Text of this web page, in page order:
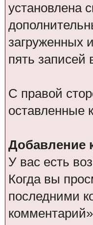
установлена
загруженных
пять записей
С правой
оставленные
Добавление
У вас есть
Когда вы
последними